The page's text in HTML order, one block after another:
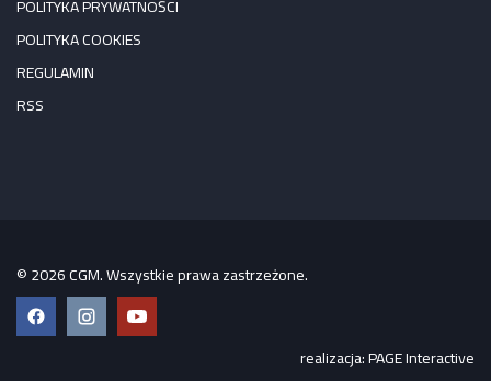
POLITYKA PRYWATNOŚCI
POLITYKA COOKIES
REGULAMIN
RSS
© 2026 CGM. Wszystkie prawa zastrzeżone.
FacebookInstagramYouTube
realizacja:PAGE Interactive